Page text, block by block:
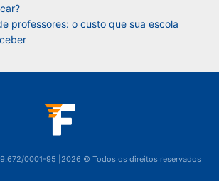
professores: o custo que sua escola
0001-95 |2026 © Todos os direitos reservados